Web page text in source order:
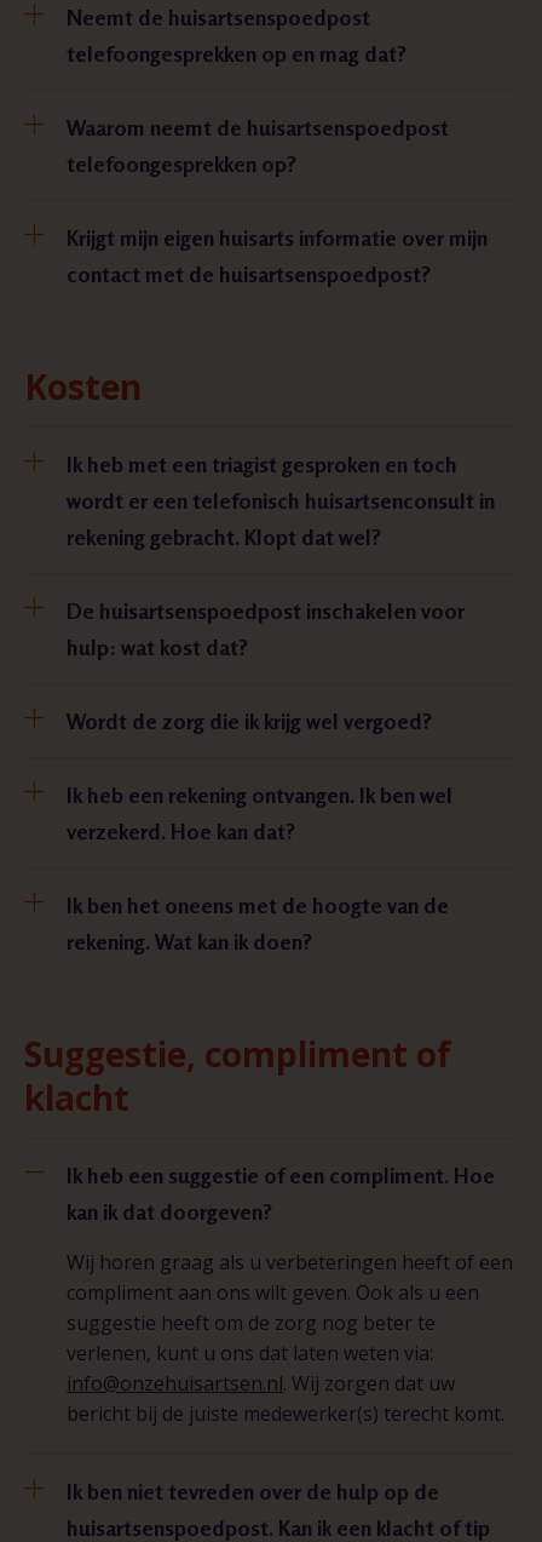
Neemt de huisartsenspoedpost
telefoongesprekken op en mag dat?
Waarom neemt de huisartsenspoedpost
telefoongesprekken op?
Krijgt mijn eigen huisarts informatie over mijn
contact met de huisartsenspoedpost?
Kosten
Ik heb met een triagist gesproken en toch
wordt er een telefonisch huisartsenconsult in
rekening gebracht. Klopt dat wel?
De huisartsenspoedpost inschakelen voor
hulp: wat kost dat?
Wordt de zorg die ik krijg wel vergoed?
Ik heb een rekening ontvangen. Ik ben wel
verzekerd. Hoe kan dat?
Ik ben het oneens met de hoogte van de
rekening. Wat kan ik doen?
Suggestie, compliment of
klacht
Ik heb een suggestie of een compliment. Hoe
kan ik dat doorgeven?
Wij horen graag als u verbeteringen heeft of een
compliment aan ons wilt geven. Ook als u een
suggestie heeft om de zorg nog beter te
verlenen, kunt u ons dat laten weten via:
info@onzehuisartsen.nl. Wij zorgen dat uw
bericht bij de juiste medewerker(s) terecht komt.
Ik ben niet tevreden over de hulp op de
huisartsenspoedpost. Kan ik een klacht of tip